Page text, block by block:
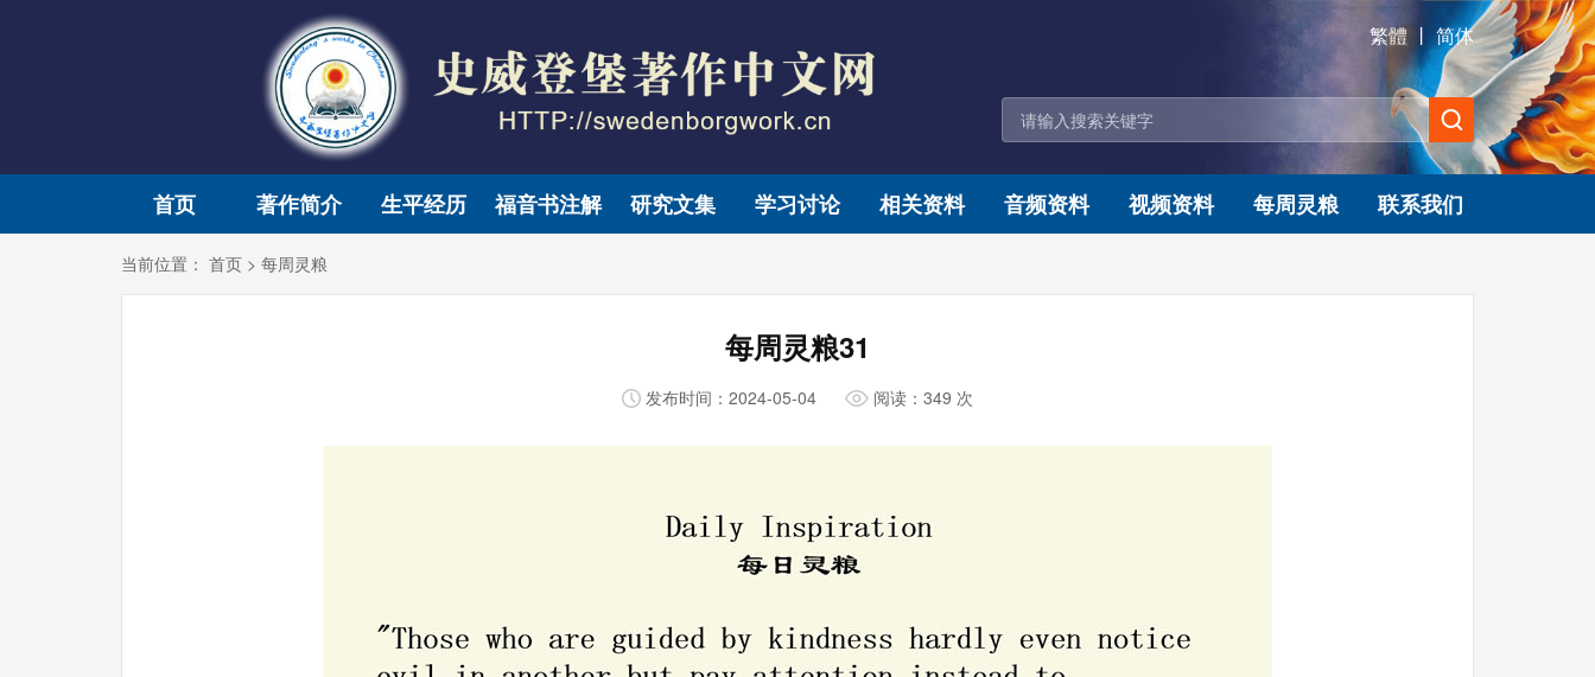
繁體 丨 简体
首页 著作简介 生平经历 福音书注解 研究文集 学习讨论 相关资料 音频资料 视频资料 每周灵粮 联系我们
当前位置： 首页 > 每周灵粮
每周灵粮31
发布时间：2024-05-04 阅读：349 次